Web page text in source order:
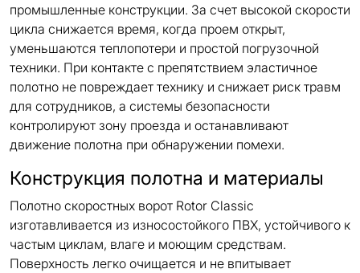
промышленные конструкции. За счет высокой скорости
цикла снижается время, когда проем открыт,
уменьшаются теплопотери и простой погрузочной
техники. При контакте с препятствием эластичное
полотно не повреждает технику и снижает риск травм
для сотрудников, а системы безопасности
контролируют зону проезда и останавливают
движение полотна при обнаружении помехи.
Конструкция полотна и материалы
Полотно скоростных ворот Rotor Classic
изготавливается из износостойкого ПВХ, устойчивого к
частым циклам, влаге и моющим средствам.
Поверхность легко очищается и не впитывает